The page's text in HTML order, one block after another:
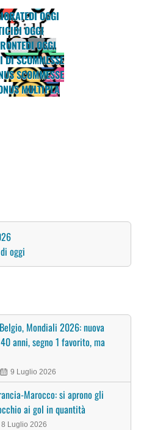
DI OGGI
DI OGGI
DI OGGI
DI SCOMMESSE
SCOMMESSE
MULTIPLA
oggi
Mondiali 2026: nuova
anni, segno 1 favorito, ma
9 Luglio 2026
Marocco: si aprono gli
ai gol in quantità
8 Luglio 2026